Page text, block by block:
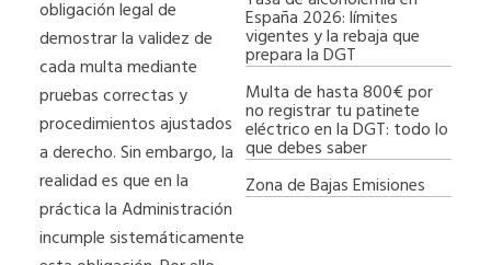
obligación legal de
demostrar la validez de
cada multa mediante
pruebas correctas y
procedimientos ajustados
a derecho. Sin embargo, la
realidad es que en la
práctica la Administración
incumple sistemáticamente
España 2026: límites
vigentes y la rebaja que
prepara la DGT
Multa de hasta 800€ por
no registrar tu patinete
eléctrico en la DGT: todo lo
que debes saber
Zona de Bajas Emisiones